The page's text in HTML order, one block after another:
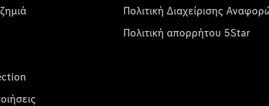
Πολιτική Διαχείρισης
Πολιτική απορρήτου 5Star